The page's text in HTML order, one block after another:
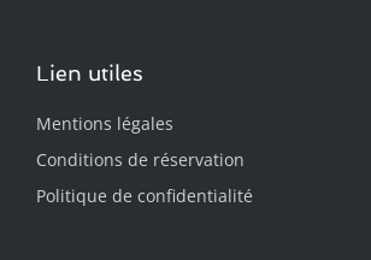
Lien utiles
Mentions légales
Conditions de réservation
Politique de confidentialité